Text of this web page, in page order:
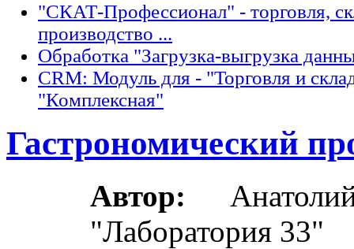
"СКАТ-Профессионал" - торговля,
производство ...
Обработка "Загрузка-выгрузка
CRM: Модуль для - "Торговля и
"Комплексная"
Гастрономический
Автор:
"Лаборатория 33"